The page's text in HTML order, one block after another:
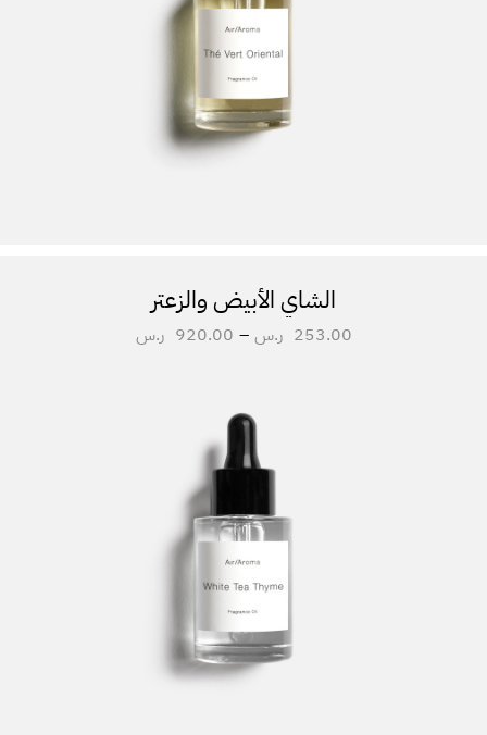
الشاي الأبيض والزعتر
253.00 ر.س –
920.00 ر.س